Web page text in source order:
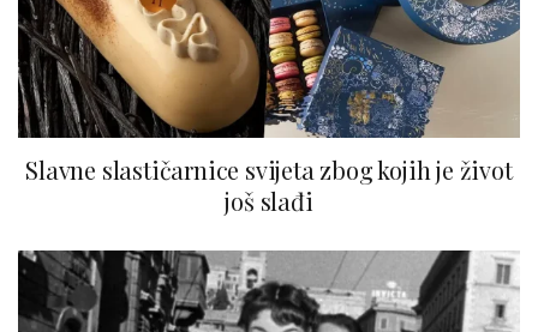
Slavne slastičarnice svijeta zbog kojih je život
još slađi